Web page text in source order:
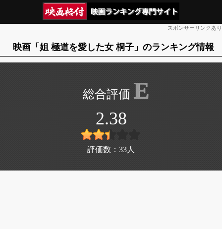
スポンサーリンクあり
映画「姐 極道を愛した女 桐子」のランキング情報
E
2.38
評価数： 33 人